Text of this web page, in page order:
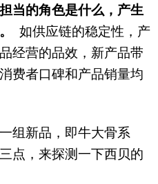
当的角色是什么，产生
如供应链的稳定性，产
经营的品效，新产品带
费者口碑和产品销量均
组新品，即牛大骨系
点，来探测一下西贝的